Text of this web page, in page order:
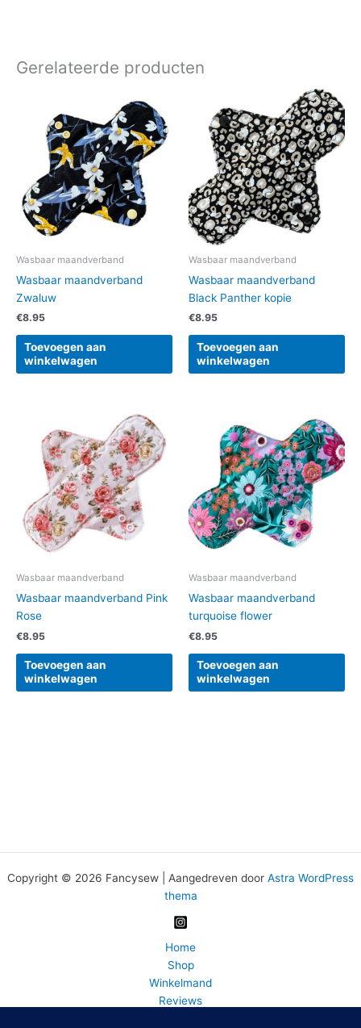
Gerelateerde producten
Wasbaar maandverband
Wasbaar maandverband
Zwaluw
€8.95
Toevoegen aan
winkelwagen
Wasbaar maandverband
Wasbaar maandverband
Black Panther kopie
€8.95
Toevoegen aan
winkelwagen
Wasbaar maandverband
Wasbaar maandverband Pink
Rose
€8.95
Toevoegen aan
winkelwagen
Wasbaar maandverband
Wasbaar maandverband
turquoise flower
€8.95
Toevoegen aan
winkelwagen
Copyright © 2026 Fancysew | Aangedreven door Astra WordPress
thema
Home
Shop
Winkelmand
Reviews